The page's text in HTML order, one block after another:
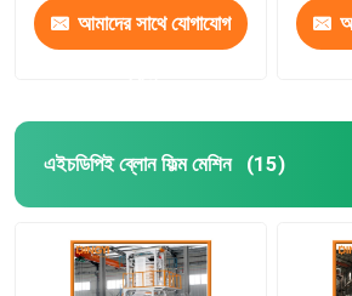
আমাদের সাথে যোগাযোগ
এইচডিপিই ব্লোন ফিল্ম মেশিন (15)